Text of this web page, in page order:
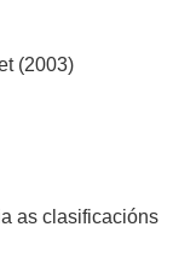
(2003)
as clasificacións